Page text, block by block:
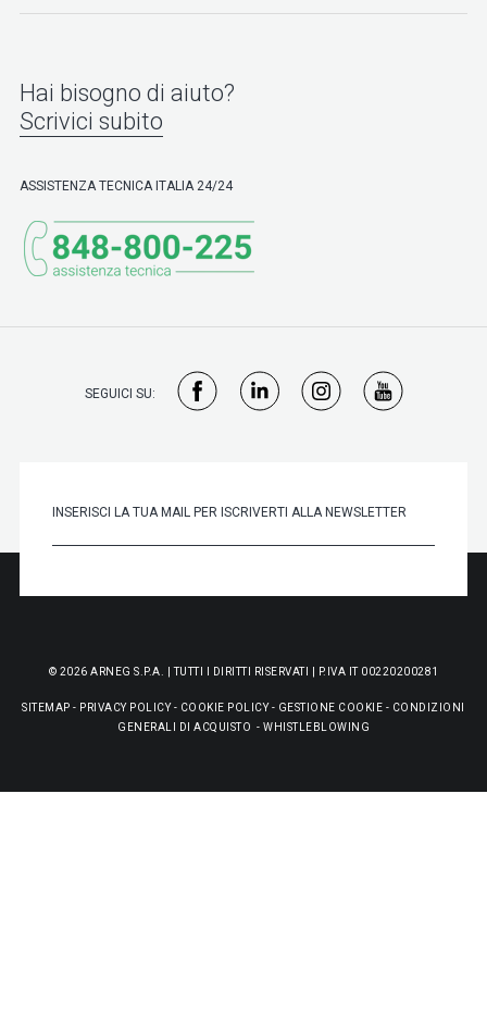
Hai bisogno di aiuto?
Scrivici subito
ASSISTENZA TECNICA ITALIA 24/24
SEGUICI SU:
© 2026 ARNEG S.P.A. | TUTTI I DIRITTI RISERVATI | P.IVA IT 00220200281
SITEMAP - PRIVACY POLICY - COOKIE POLICY - GESTIONE COOKIE - CONDIZIONI
GENERALI DI ACQUISTO - WHISTLEBLOWING